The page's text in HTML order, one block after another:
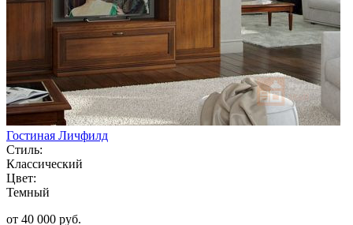
Гостиная Личфилд
Стиль:
Классический
Цвет:
Темный
от 40 000 руб.